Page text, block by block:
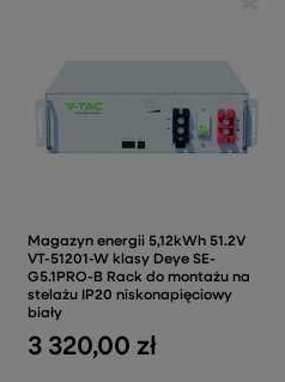
Magazyn energii 5,12kWh 51.2V
VT-51201-W klasy Deye SE-
G5.1PRO-B Rack do montażu na
stelażu IP20 niskonapięciowy
biały
3 320,00 zł